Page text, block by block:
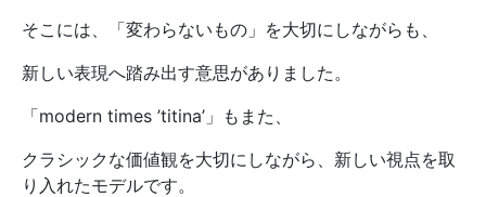
そこには、「変わらないもの」を大切にしながらも、
新しい表現へ踏み出す意思がありました。
「modern times ’titina’」もまた、
クラシックな価値観を大切にしながら、新しい視点を取
り入れたモデルです。